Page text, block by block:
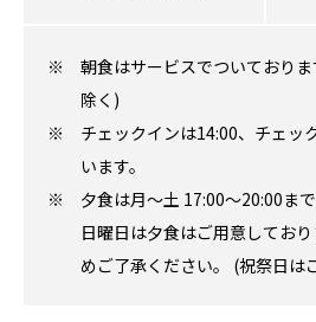
朝食はサービスでついており
除く)
チェックインは14:00、チェッ
います。
夕食は月～土 17:00～20:00ま
日曜日は夕食はご用意してお
めご了承ください。 (祝祭日は